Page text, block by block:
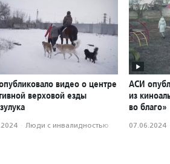
видео о центре
верховой езды
· Люди с инвалидностью
АСИ
из
во благо»
07.06.2024